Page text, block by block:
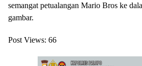
semangat petualangan Mario Bros ke
gambar.
Post Views: 66